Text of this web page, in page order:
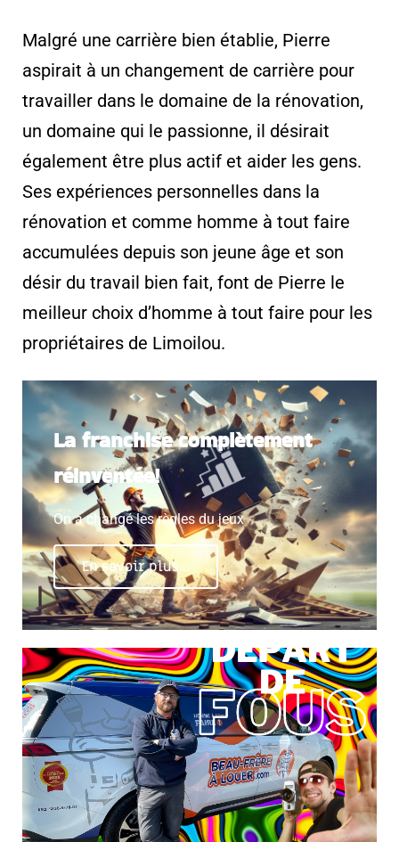
Malgré une carrière bien établie, Pierre
aspirait à un changement de carrière pour
travailler dans le domaine de la rénovation,
un domaine qui le passionne, il désirait
également être plus actif et aider les gens.
Ses expériences personnelles dans la
rénovation et comme homme à tout faire
accumulées depuis son jeune âge et son
désir du travail bien fait, font de Pierre le
meilleur choix d’homme à tout faire pour les
propriétaires de Limoilou.
La franchise complètement
réinventée!
On a changé les règles du jeux
En savoir plus...